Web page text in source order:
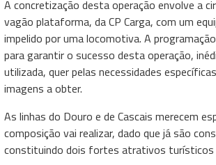
A concretização desta operação envolve a
vagão plataforma, da CP Carga, com um
impelido por uma locomotiva. A
para garantir o sucesso desta operação,
utilizada, quer pelas necessidades
imagens a obter.
As linhas do Douro e de Cascais merecem
composição vai realizar, dado que já são
constituindo dois fortes atrativos turísticos